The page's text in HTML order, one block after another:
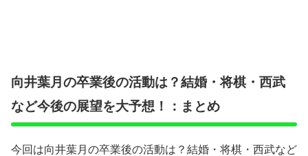
向井葉月の卒業後の活動は？結婚・将棋・西武
など今後の展望を大予想！：まとめ
今回は向井葉月の卒業後の活動は？結婚・将棋・西武など